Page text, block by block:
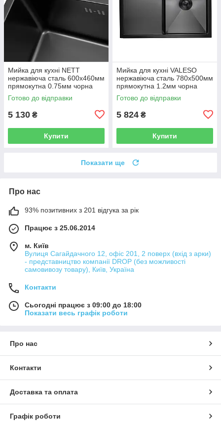
Мийка для кухні NETT
нержавіюча сталь 600x460мм
прямокутна 0.75мм чорна
NT-045720
Готово до відправки
5 130 ₴
Купити
Мийка для кухні VALESO
нержавіюча сталь 780x500мм
прямокутна 1.2мм чорна
PLS-A33657
Готово до відправки
5 824 ₴
Купити
Показати ще
Про нас
93% позитивних з 201 відгука за рік
Працює з 25.06.2014
м. Київ
Вулиця Сагайдачного 12, офіс 201, 2 поверх (вхід з арки)
- представництво компанії DROP (без можливості
самовивозу товару), Київ, Україна
Контакти
Сьогодні працює з 09:00 до 18:00
Показати весь графік роботи
Про нас
Контакти
Доставка та оплата
Графік роботи